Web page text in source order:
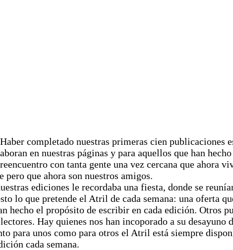
completado nuestras primeras cien publicaciones
en nuestras páginas y para aquellos que han
con tanta gente una vez cercana que ahora
pero que ahora son nuestros amigos.
ediciones le recordaba una fiesta, donde se
lo que pretende el Atril de cada semana: una oferta
hecho el propósito de escribir en cada edición. Otros
Hay quienes nos han incoporado a su desayuno
para unos como para otros el Atril está siempre
cada semana.